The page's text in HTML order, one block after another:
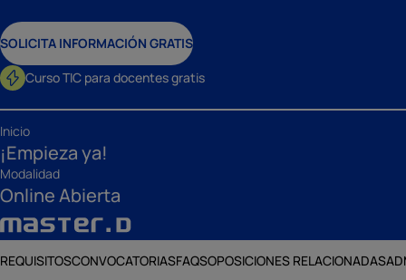
SOLICITA INFORMACIÓN GRATIS
Curso TIC para docentes gratis
Inicio
¡Empieza ya!
Modalidad
Online Abierta
REQUISITOSCONVOCATORIASFAQSOPOSICIONES RELACIONADAS